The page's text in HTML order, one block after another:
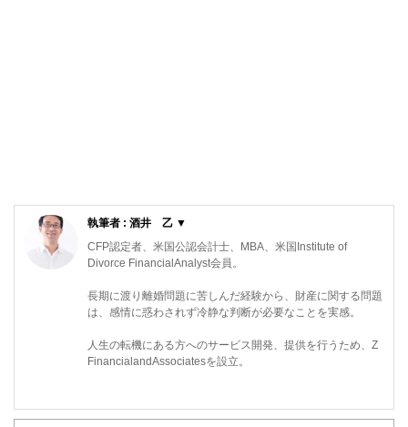
執筆者 : 酒井 乙 ▼
CFP認定者、米国公認会計士、MBA、米国Institute of
Divorce FinancialAnalyst会員。
長期に渡り離婚問題に苦しんだ経験から、財産に関する問題
は、感情に惑わされず冷静な判断が必要なことを実感。
人生の転機にある方へのサービス開発、提供を行うため、Z
FinancialandAssociatesを設立。